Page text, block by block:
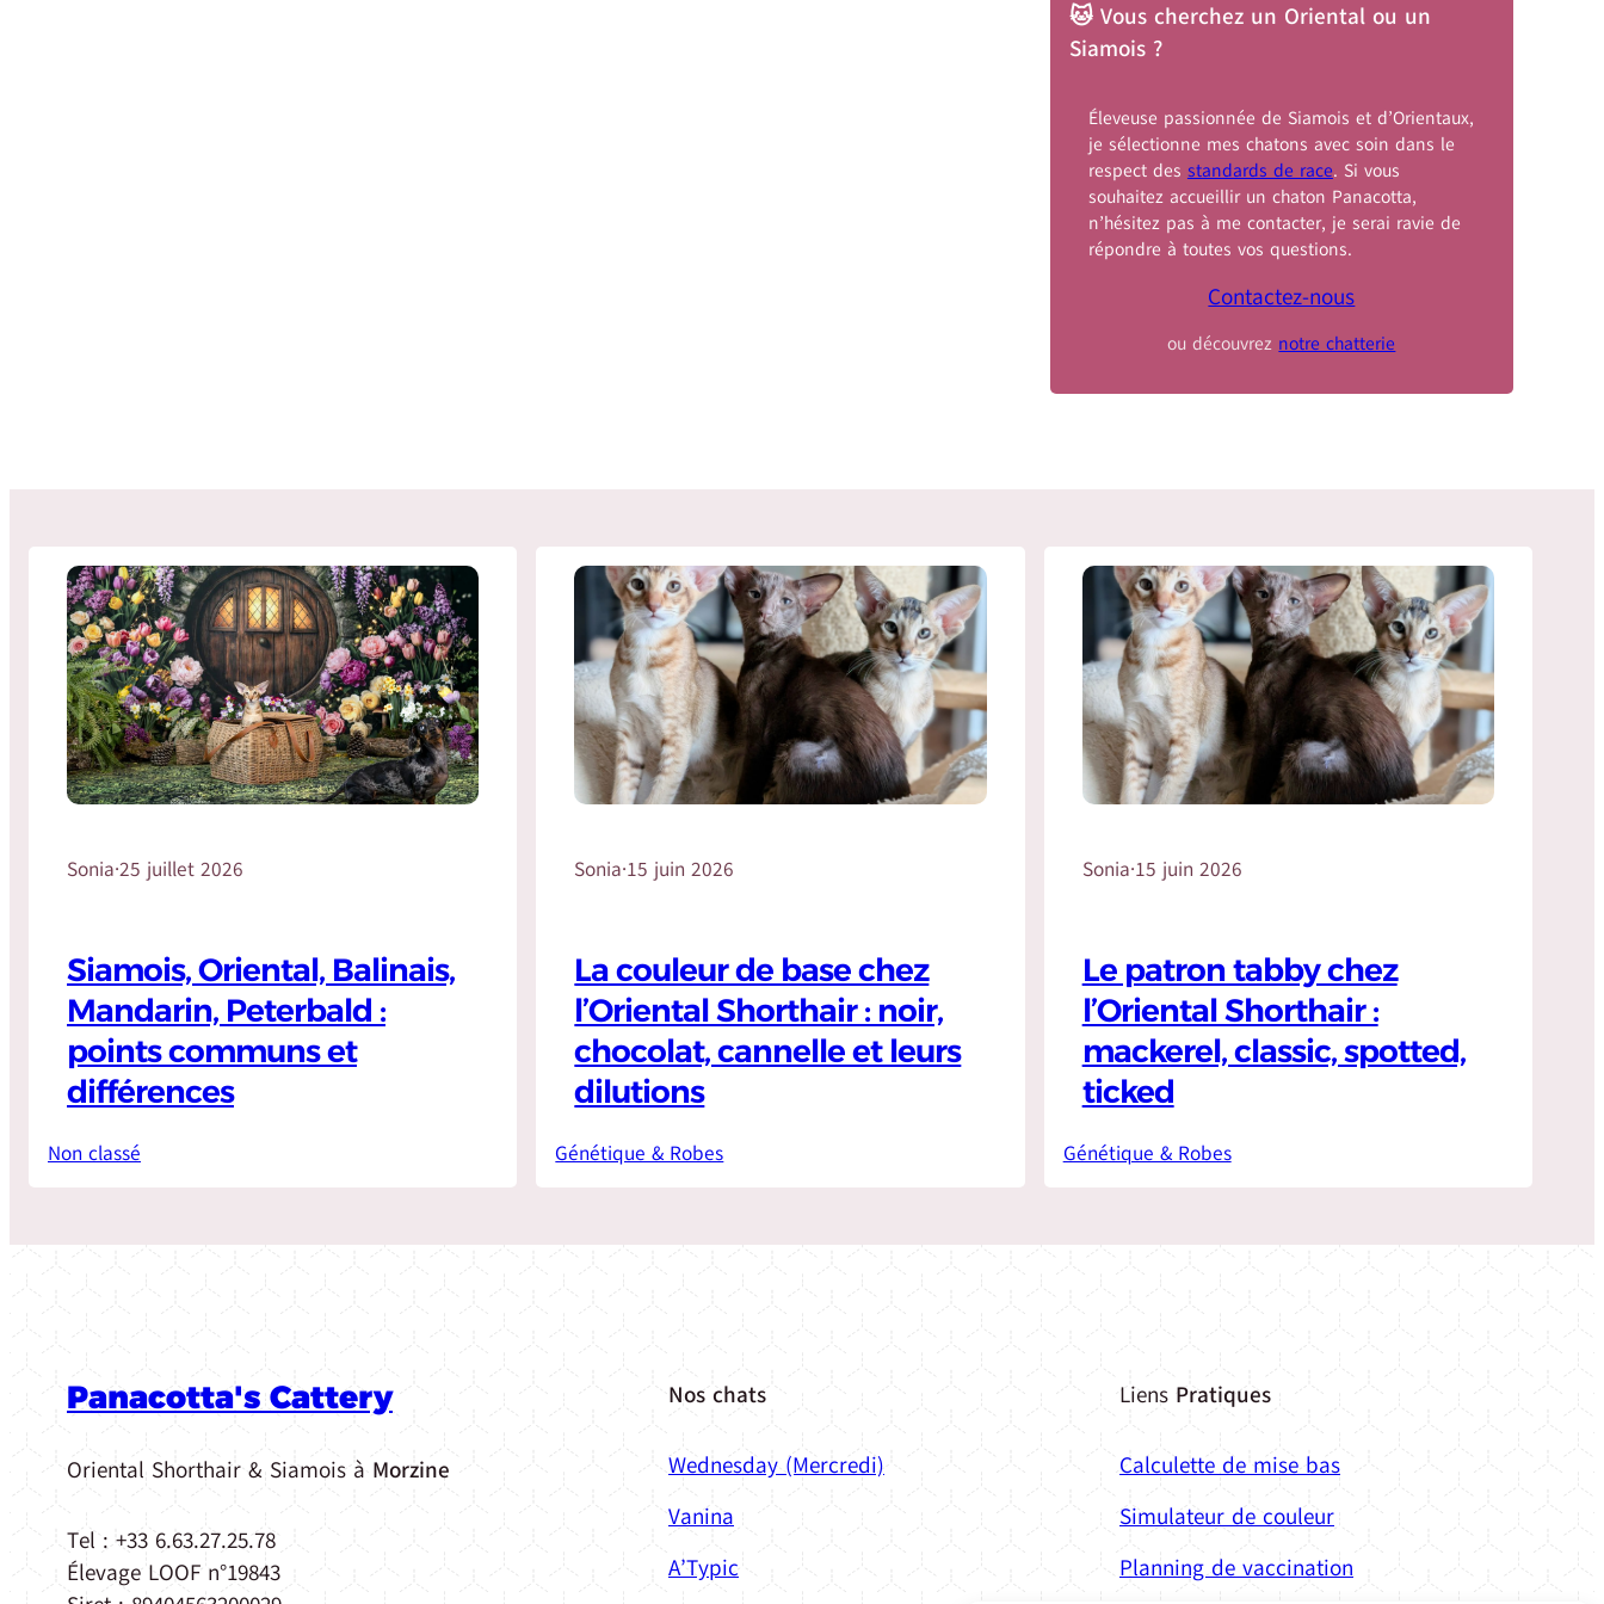
🐱 Vous cherchez un Oriental ou un
Siamois ?
Éleveuse passionnée de Siamois et d’Orientaux,
je sélectionne mes chatons avec soin dans le
respect des standards de race. Si vous
souhaitez accueillir un chaton Panacotta,
n’hésitez pas à me contacter, je serai ravie de
répondre à toutes vos questions.
Contactez-nous
ou découvrez notre chatterie
Sonia·25 juillet 2026
Siamois, Oriental, Balinais,
Mandarin, Peterbald :
points communs et
différences
Non classé
Sonia·15 juin 2026
La couleur de base chez
l’Oriental Shorthair : noir,
chocolat, cannelle et leurs
dilutions
Génétique & Robes
Sonia·15 juin 2026
Le patron tabby chez
l’Oriental Shorthair :
mackerel, classic, spotted,
ticked
Génétique & Robes
Panacotta's Cattery
Oriental Shorthair & Siamois à Morzine
Tel : +33 6.63.27.25.78
Élevage LOOF n°19843
Nos chats
Wednesday (Mercredi)
Vanina
A’Typic
Liens Pratiques
Calculette de mise bas
Simulateur de couleur
Planning de vaccination